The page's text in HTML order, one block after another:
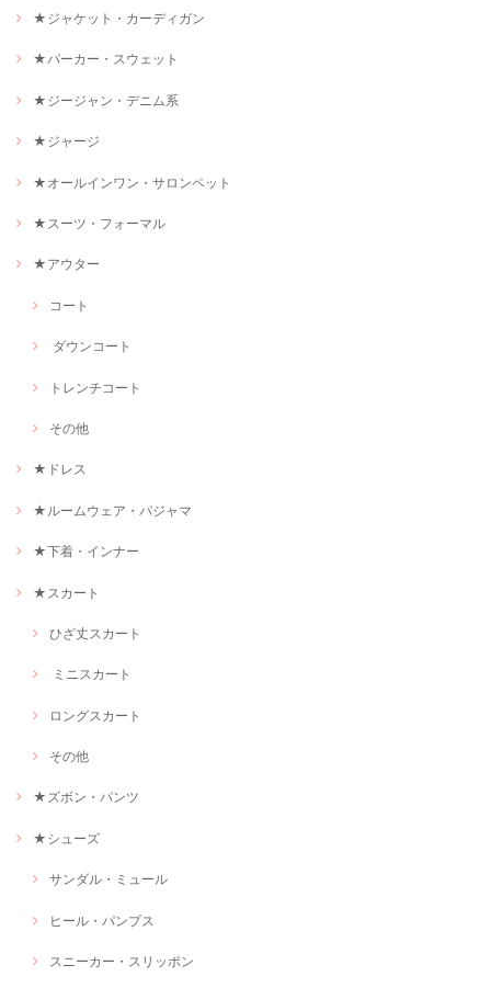
★ジャケット・カーディガン
★パーカー・スウェット
★ジージャン・デニム系
★ジャージ
★オールインワン・サロンペット
★スーツ・フォーマル
★アウター
コート
ダウンコート
トレンチコート
その他
★ドレス
★ルームウェア・パジャマ
★下着・インナー
★スカート
ひざ丈スカート
ミニスカート
ロングスカート
その他
★ズボン・パンツ
★シューズ
サンダル・ミュール
ヒール・パンプス
スニーカー・スリッポン